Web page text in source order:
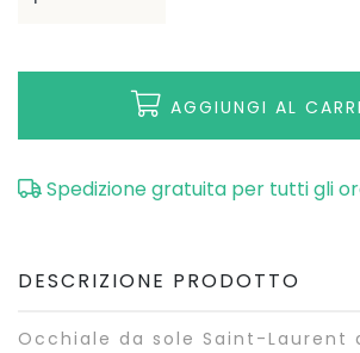
AGGIUNGI AL
Spedizione gratuita per tutti gli
DESCRIZIONE PRODOTTO
Occhiale da sole Saint-Laurent